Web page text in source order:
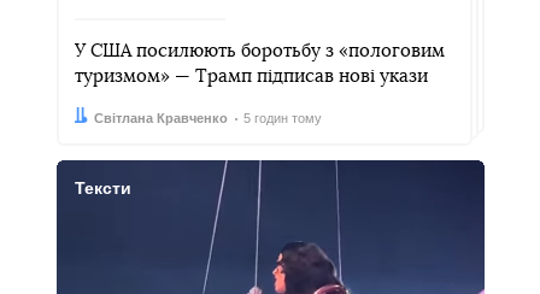
У США посилюють боротьбу з «пологовим
туризмом» — Трамп підписав нові укази
Автор:
Світлана Кравченко
Дата: 5 годин тому
Тексти